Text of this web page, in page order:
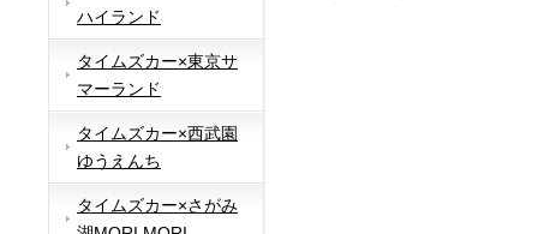
ハイランド
タイムズカー×東京サ
マーランド
タイムズカー×西武園
ゆうえんち
タイムズカー×さがみ